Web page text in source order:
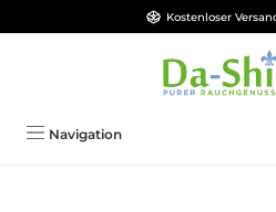
Zum Hauptinhalt springenKostenloser
Navigation